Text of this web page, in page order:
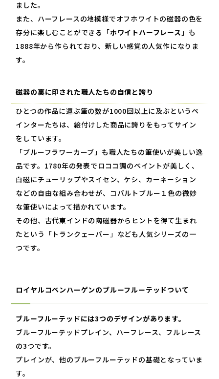
ました。
また、ハーフレースの地模様でオフホワイトの磁器の色を
存分に楽しむことができる「ホワイトハーフレース」も
1888年から作られており、新しい感覚の人気作になりま
す。
磁器の裏に印された職人たちの自信と誇り
ひとつの作品に運ぶ筆の数が1000回以上に及ぶというペ
インターたちは、絵付けした商品に誇りをもってサイン
をしています。
「ブルーフラワーカーブ」も職人たちの筆使いが美しい逸
品です。 1780年の発表でロココ調のペイントが美しく、
白磁にチューリップやスイセン、ケシ、カーネーション
などの自由な組み合わせが、コバルトブルー１色の微妙
な筆使いによって描かれています。
その他、古代東インドの陶磁器からヒントを得て生まれ
たという「トランクェーバー」なども人気シリーズの一
つです。
ロイヤルコペンハーゲンのブルーフルーテッドついて
ブルーフルーテッドには3つのデザインがあります。
ブルーフルーテッドプレイン、ハーフレース、フルレース
の3つです。
プレインが、他のブルーフルーテッドの基礎となっていま
す。